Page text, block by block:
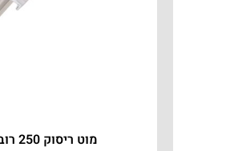
מוט ריסוק 250 רובוט קופ צרפת